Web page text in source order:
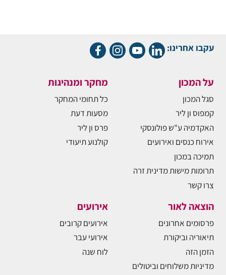
עקבו אחרינו:
על המכון
סגל המכון
קמפוס ון ליר
האקדמיה ע"ש פולונסקי
אירוח כנסים ואירועים
תמיכה במכון
תרומות מישות מדינית זרה
צרו קשר
מחקר ומנהיגות
כל תחומי המחקר
מסעות דעת
פרס ון ליר
קולנוע תיעודי
הוצאה לאור
פרסומים אחרונים
תיאוריה וביקורת
הזמן הזה
מדיניות משלוחים וביטולים
אירועים
אירועים קרובים
אירועי עבר
לוח שנה